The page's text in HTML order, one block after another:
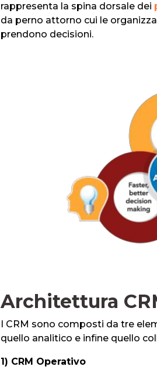
rappresenta la spina dorsale dei
da perno attorno cui le
prendono decisioni.
Architettura
I CRM sono composti da tre
quello analitico e infine quello
1) CRM Operativo